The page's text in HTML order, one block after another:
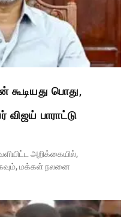
பொது,
பாராட்டு
அறிக்கையில்,
மக்கள் நலனை